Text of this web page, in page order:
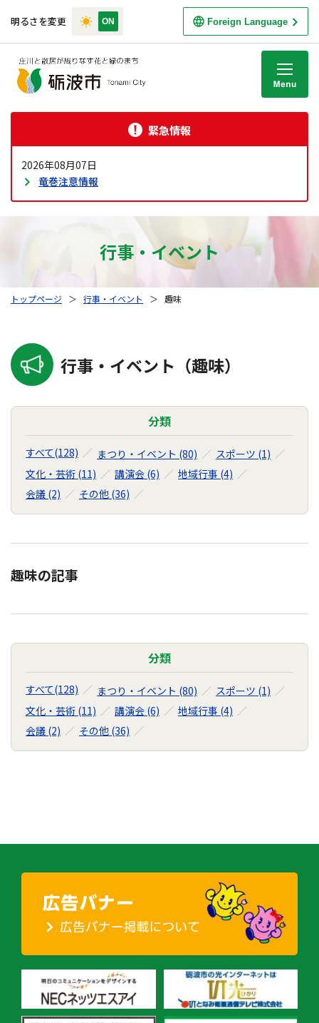
明るさを変更 Foreign Language
緊急情報
2026年08月07日
竜巻注意情報
行事・イベント
トップページ ＞ 行事・イベント ＞ 趣味
行事・イベント（趣味）
分類
すべて(128) まつり・イベント (80)
スポーツ (1)
文化・芸術 (11)
講演会 (6)
地域行事 (4)
会議 (2)
その他 (36)
趣味の記事
分類
すべて(128) まつり・イベント (80)
スポーツ (1)
文化・芸術 (11)
講演会 (6)
地域行事 (4)
会議 (2)
その他 (36)